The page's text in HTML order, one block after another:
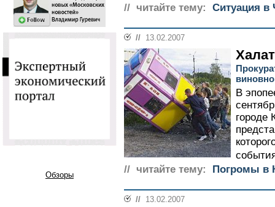
Обзоры
// читайте тему: Ситуация в
// 13.02.2007
В
городе
// читайте тему:
Погромы в
// 13.02.2007